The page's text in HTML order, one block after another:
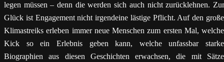
legen müssen – denn die werden sich auch nicht zurücklehnen.
Glück ist Engagement nicht irgendeine lästige Pflicht. Auf den
Klimastreiks erleben immer neue Menschen zum ersten Mal,
Kick so ein Erlebnis geben kann, welche unfassbar
Biographien aus diesen Geschichten erwachsen, die mit